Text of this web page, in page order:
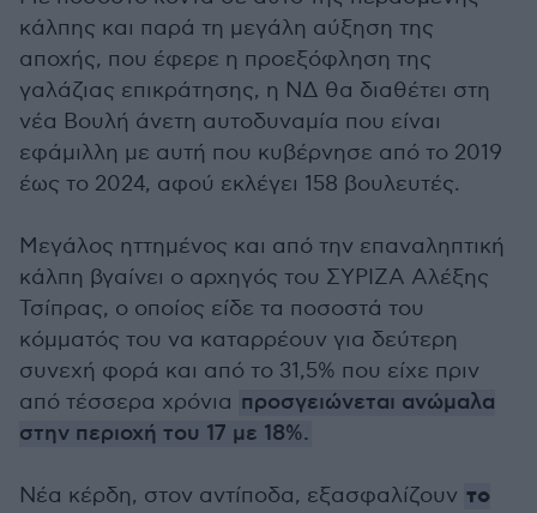
κάλπης και παρά τη μεγάλη αύξηση της
αποχής, που έφερε η προεξόφληση της
γαλάζιας επικράτησης, η ΝΔ θα διαθέτει στη
νέα Βουλή άνετη αυτοδυναμία που είναι
εφάμιλλη με αυτή που κυβέρνησε από το 2019
έως το 2024, αφού εκλέγει 158 βουλευτές.
Μεγάλος ηττημένος και από την επαναληπτική
κάλπη βγαίνει ο αρχηγός του ΣΥΡΙΖΑ Αλέξης
Τσίπρας, ο οποίος είδε τα ποσοστά του
κόμματός του να καταρρέουν για δεύτερη
συνεχή φορά και από το 31,5% που είχε πριν
από τέσσερα χρόνια προσγειώνεται ανώμαλα
στην περιοχή του 17 με 18%.
Νέα κέρδη, στον αντίποδα, εξασφαλίζουν το